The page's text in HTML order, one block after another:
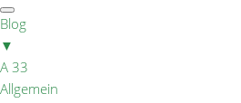
Blog
▼
A 33
Allgemein